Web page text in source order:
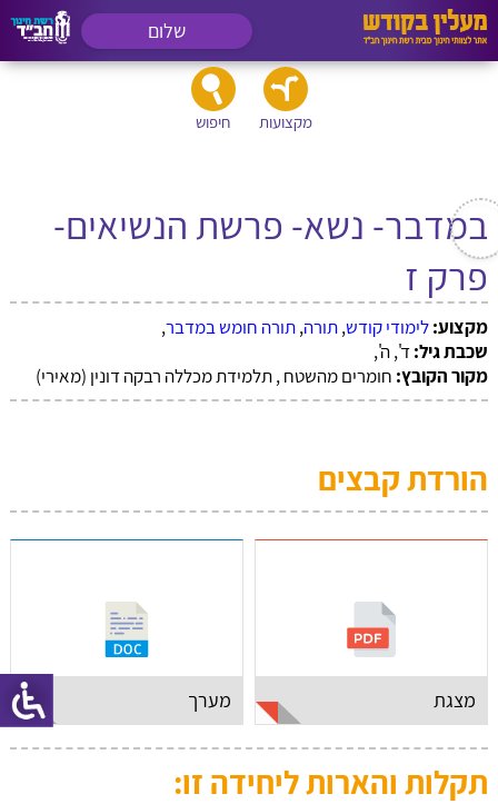
שלום
מקצועות חיפוש
במדבר- נשא- פרשת הנשיאים-
פרק ז
מקצוע:לימודי קודש,תורה,תורה חומש במדבר,
שכבת גיל:ד', ה',
מקור הקובץ: חומרים מהשטח , תלמידת מכללה רבקה דונין (מאירי)
הורדת קבצים
מצגת מערך
תקלות והארות ליחידה זו: